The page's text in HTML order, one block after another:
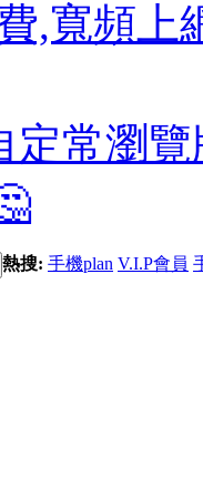
,寬頻上
定常瀏
熱搜: 手機plan V.I.P會員